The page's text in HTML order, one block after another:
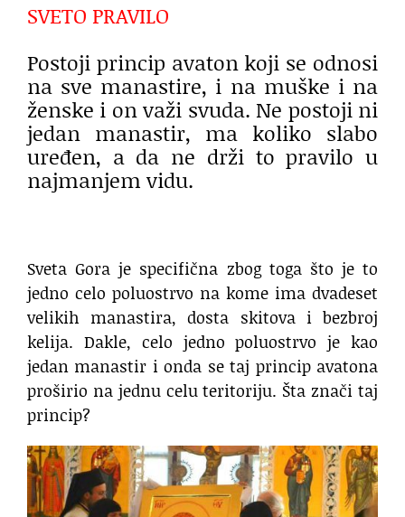
SVETO PRAVILO
Postoji princip avaton koji se odnosi
na sve manastire, i na muške i na
ženske i on važi svuda. Ne postoji ni
jedan manastir, ma koliko slabo
uređen, a da ne drži to pravilo u
najmanjem vidu.
Sveta Gora je specifična zbog toga što je to
jedno celo poluostrvo na kome ima dvadeset
velikih manastira, dosta skitova i bezbroj
kelija. Dakle, celo jedno poluostrvo je kao
jedan manastir i onda se taj princip avatona
proširio na jednu celu teritoriju. Šta znači taj
princip?